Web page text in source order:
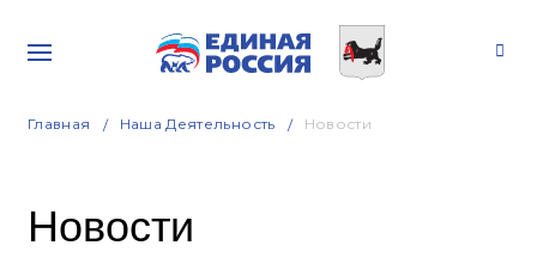
Главная Наша Деятельность Новости
Новости